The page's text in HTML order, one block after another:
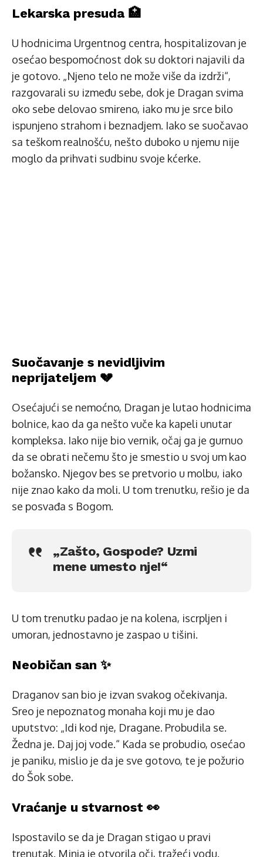
Lekarska presuda 🏥
U hodnicima Urgentnog centra, hospitalizovan je
osećao bespomoćnost dok su doktori najavili da
je gotovo. „Njeno telo ne može više da izdrži“,
razgovarali su između sebe, dok je Dragan svima
oko sebe delovao smireno, iako mu je srce bilo
ispunjeno strahom i beznadjem. Iako se suočavao
sa teškom realnošću, nešto duboko u njemu nije
moglo da prihvati sudbinu svoje kćerke.
Suočavanje s nevidljivim
neprijateljem 💔
Osećajući se nemoćno, Dragan je lutao hodnicima
bolnice, kao da ga nešto vuče ka kapeli unutar
kompleksa. Iako nije bio vernik, očaj ga je gurnuo
da se obrati nečemu što je smestio u svoj um kao
božansko. Njegov bes se pretvorio u molbu, iako
nije znao kako da moli. U tom trenutku, rešio je da
se posvađa s Bogom.
„Zašto, Gospode? Uzmi
mene umesto nje!“
U tom trenutku padao je na kolena, iscrpljen i
umoran, jednostavno je zaspao u tišini.
Neobičan san ✨
Draganov san bio je izvan svakog očekivanja.
Sreo je nepoznatog monaha koji mu je dao
uputstvo: „Idi kod nje, Dragane. Probudila se.
Žedna je. Daj joj vode.“ Kada se probudio, osećao
je paniku, mislio je da je sve gotovo, te je požurio
do Šok sobe.
Vraćanje u stvarnost 👀
Ispostavilo se da je Dragan stigao u pravi
trenutak. Minja je otvorila oči, tražeći vodu.